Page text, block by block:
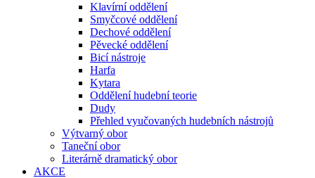
Klavírní oddělení
Smyčcové oddělení
Dechové oddělení
Pěvecké oddělení
Bicí nástroje
Harfa
Kytara
Oddělení hudební teorie
Dudy
Přehled vyučovaných hudebních nástrojů
Výtvarný obor
Taneční obor
Literárně dramatický obor
AKCE